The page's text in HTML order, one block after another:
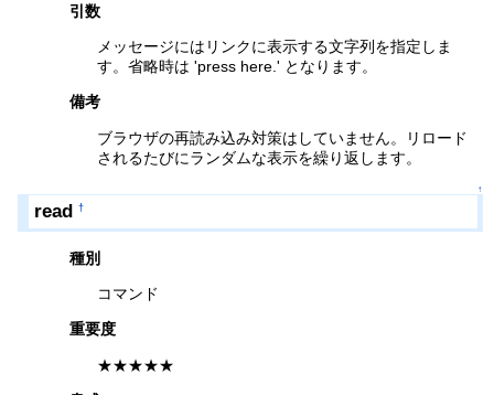
引数
メッセージにはリンクに表示する文字列を指定しま
す。省略時は 'press here.' となります。
備考
ブラウザの再読み込み対策はしていません。リロード
されるたびにランダムな表示を繰り返します。
↑
read †
種別
コマンド
重要度
★★★★★